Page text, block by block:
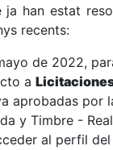
ja han estat
recents:
de 2022,
a
aprobadas por
y Timbre -
al perfil